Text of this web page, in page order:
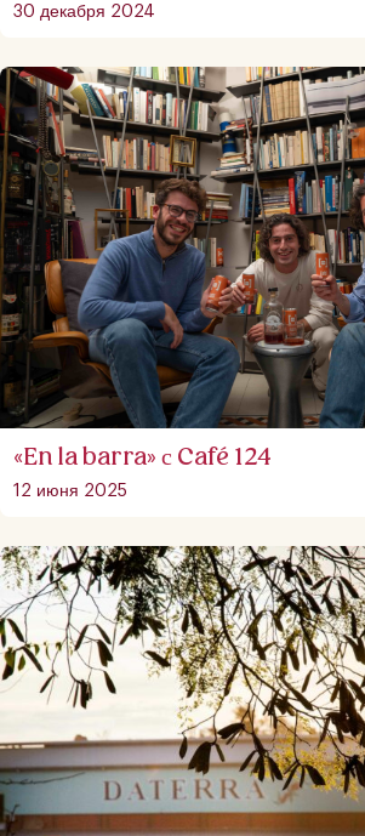
30 декабря 2024
«En la barra» с Café 124
12 июня 2025